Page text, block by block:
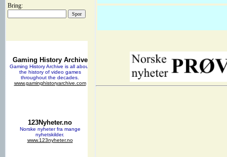
Bring: